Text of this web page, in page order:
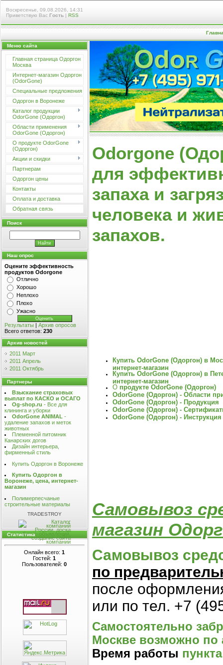
Воскресенье, 09.08.2026, 14:31
Приветствую Вас Гость | RSS
Меню сайта
Главная страница Одоргон
Москва
Интернет-магазин Одоргон
(OdorGone)
Специальные предложения
Одоргон в Воронеже
Каталог продукции
OdorGone (Одоргон)
Области применения
OdorGone (Одоргон)
О продукте OdorGone
(Одоргон)
Акции и скидки
Партнерам
Одоргон цены
Контакты
Оплата и доставка
Обратная связь
Поиск
Наш опрос
Оцените эффективность
продуктов Odorgone
Отлично
Хорошо
Неплохо
Плохо
Ужасно
Результаты | Архив опросов
Всего ответов: 230
Архив новостей
2011 Март
2011 Апрель
2011 Октябрь
Партнеры
Взыскание страховых
выплат по КАСКО и ОСАГО
Og-shop.ru - Все для
клининга и уборки
OdorGone ANIMAL -
удаление запахов и меток
животных
Племенной питомник
Канарских догов
Дизайн интерьера,
фирменный стиль
Купить Одоргон в Воронеже
Купить Одоргон в
Воронеже, цена, интернет-
магазин
Полимерпесчаные
строительные материалы
TRADESTROY
Статистика
Онлайн всего:1
Гостей:1
Пользователей:0
Odorgone
для
запахаи
человека и
запахов.
Купить OdorGone (Одоргон) в
интернет-магазин
Купить OdorGone (Одоргон) в
интернет-магазин
О продукте OdorGone (Одоргон)
OdorGone (Одоргон) - Области
OdorGone (Одоргон) - Продукция
OdorGone (Одоргон) -
OdorGone (Одоргон) -
Самовывоз
магазин
Самовывоз
по
после
или по тел. +7
Самостоятельно
Москве возможно по
Время работы